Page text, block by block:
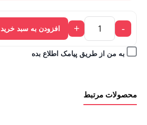
بود.
-
+ افزودن به سبد خرید
به من از طریق پیامک اطلاع بده
محصولات مرتبط